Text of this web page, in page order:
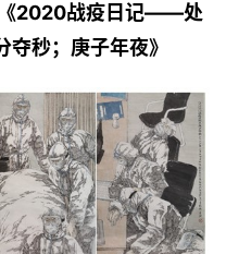
2020战疫日记——处
秒；庚子年夜》